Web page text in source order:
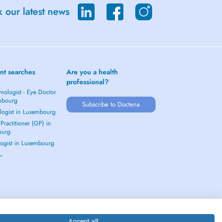
our latest news
searches
- Eye Doctor
in Luxembourg
(GP) in
in Luxembourg
Are you a health
professional?
Subscribe to Doctena